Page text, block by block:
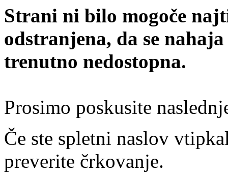
Strani ni bilo mogoče
odstranjena, da se
trenutno nedostopna.
Prosimo poskusite
Če ste spletni naslov
preverite črkovanje.